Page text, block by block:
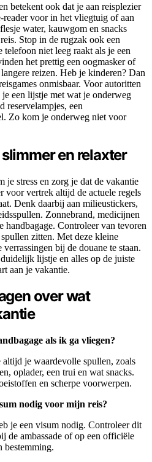
betekent ook dat je aan reisplezier
voor in het vliegtuig of aan
water, kauwgom en snacks
Stop in de rugzak ook een
niet leeg raakt als je een
het prettig een oogmasker of
reizen. Heb je kinderen? Dan
onmisbaar. Voor autoritten
een lijstje met wat je onderweg
reservelampjes, een
Zo kom je onderweg niet voor
en relaxter
stress en zorg je dat de vakantie
voor vertrek altijd de actuele regels
Denk daarbij aan milieustickers,
Zonnebrand, medicijnen
Controleer van tevoren
zitten. Met deze kleine
bij de douane te staan.
lijstje en alles op de juiste
aan je vakantie.
over wat
als ik ga vliegen?
altijd je waardevolle spullen, zoals
oplader, een trui en wat snacks.
en scherpe voorwerpen.
nodig voor mijn reis?
je een visum nodig. Controleer dit
de ambassade of op een officiële
bestemming.